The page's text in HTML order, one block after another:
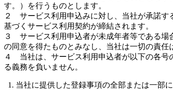
す。）を行うものとします。
２ サービス利用申込みに対し、当社が承諾す
基づくサービス利用契約が締結されます。
３ サービス利用申込者が未成年者等である場
の同意を得たものとみなし、当社は一切の責任
４ 当社は、サービス利用申込者が以下の各号
る義務を負いません。
当社に提供した登録事項の全部または一部